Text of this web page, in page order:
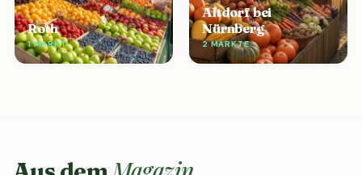
Roth
1 MARKT
Altdorf bei
Nürnberg
2 MÄRKTE